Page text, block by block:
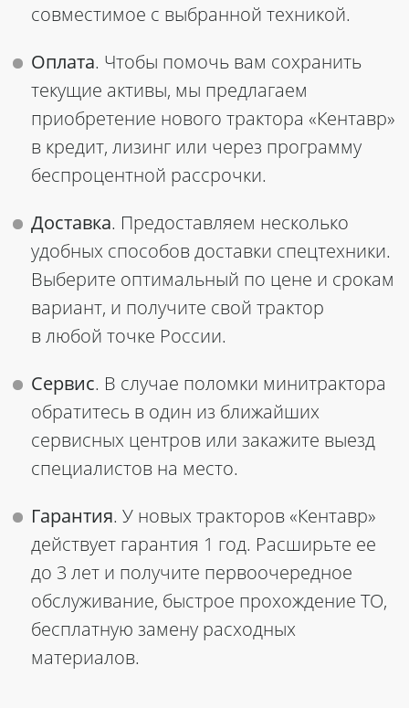
совместимое с выбранной техникой.
Оплата. Чтобы помочь вам сохранить
текущие активы, мы предлагаем
приобретение нового трактора «Кентавр»
в кредит, лизинг или через программу
беспроцентной рассрочки.
Доставка. Предоставляем несколько
удобных способов доставки спецтехники.
Выберите оптимальный по цене и срокам
вариант, и получите свой трактор
в любой точке России.
Сервис. В случае поломки минитрактора
обратитесь в один из ближайших
сервисных центров или закажите выезд
специалистов на место.
Гарантия. У новых тракторов «Кентавр»
действует гарантия 1 год. Расширьте ее
до 3 лет и получите первоочередное
обслуживание, быстрое прохождение ТО,
бесплатную замену расходных
материалов.